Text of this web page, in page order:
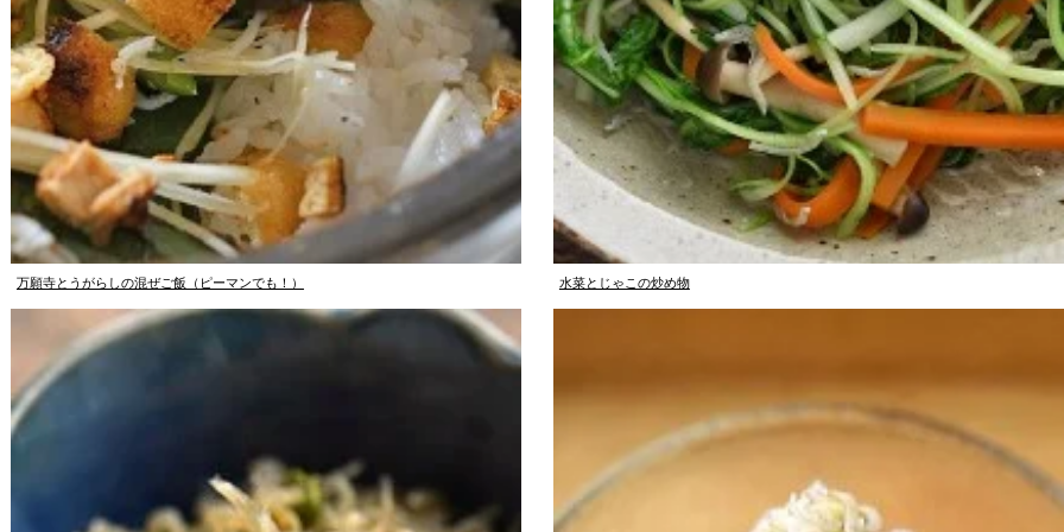
万願寺とうがらしの混ぜご飯（ピーマンでも！） 水菜とじゃこの炒め物